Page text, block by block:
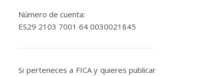
Número de cuenta:
ES29 2103 7001 64 0030021845
Si perteneces a FICA y quieres publicar